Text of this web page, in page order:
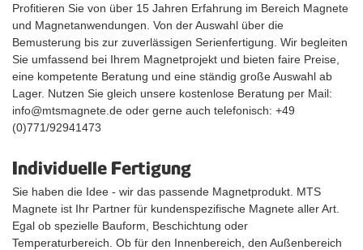
Profitieren Sie von über 15 Jahren Erfahrung im Bereich Magnete
und Magnetanwendungen. Von der Auswahl über die
Bemusterung bis zur zuverlässigen Serienfertigung. Wir begleiten
Sie umfassend bei Ihrem Magnetprojekt und bieten faire Preise,
eine kompetente Beratung und eine ständig große Auswahl ab
Lager. Nutzen Sie gleich unsere kostenlose Beratung per Mail:
info@mtsmagnete.de oder gerne auch telefonisch: +49
(0)771/92941473
Individuelle Fertigung
Sie haben die Idee - wir das passende Magnetprodukt. MTS
Magnete ist Ihr Partner für kundenspezifische Magnete aller Art.
Egal ob spezielle Bauform, Beschichtung oder
Temperaturbereich. Ob für den Innenbereich, den Außenbereich